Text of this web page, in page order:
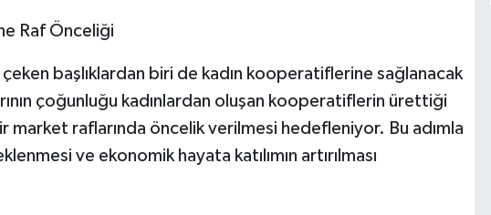
Raf Önceliği
başlıklardan biri de kadın kooperatiflerine sağlanacak
çoğunluğu kadınlardan oluşan kooperatiflerin ürettiği
market raflarında öncelik verilmesi hedefleniyor. Bu adımla
ve ekonomik hayata katılımın artırılması